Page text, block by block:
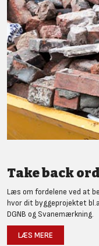
Take back
Læs om fordelene ved at
hvor dit byggeprojektet
DGNB og Svanemærkning.
LÆS MERE